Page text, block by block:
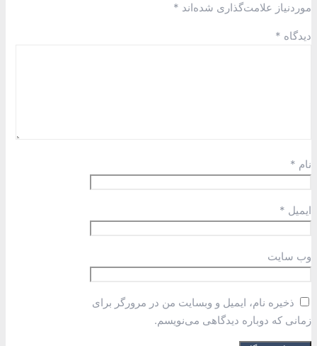
موردنیاز علامت‌گذاری شده‌اند *
دیدگاه *
نام *
ایمیل *
وب‌ سایت
ذخیره نام، ایمیل و وبسایت من در مرورگر برای
زمانی که دوباره دیدگاهی می‌نویسم.